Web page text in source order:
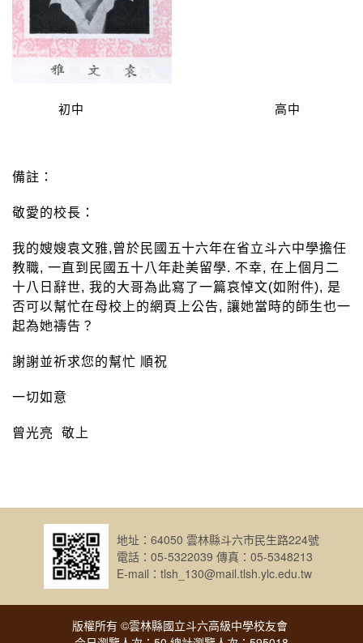
初中 高中
備註：
敬愛的校長：
我的嫂嫂袁文雅,曾於民國五十六年在省立斗六中學擔任
教職, 一直到民國五十八年赴美留學. 不幸, 在上個月二
十八日辭世, 我的大哥為此寫了一篇哀悼文(如附件), 是
否可以幫忙在母校上的網頁上公告, 讓她當時的師生也一
起為她禱告？
謝謝並祈求您的幫忙 順祝
一切如意
曾光亮 敬上
地址：64050 雲林縣斗六市民生路224號
電話：05-5322039 傳真：05-5348213
E-mail：tlsh_130@mail.tlsh.ylc.edu.tw
版權所有 ©雲林縣國立斗六高級中學校友會